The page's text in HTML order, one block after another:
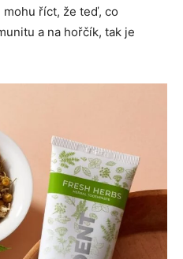
mohu říct, že teď, co
a na hořčík, tak je